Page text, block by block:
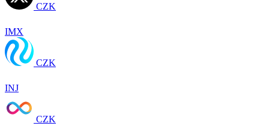
CZK
IMX
CZK
INJ
CZK